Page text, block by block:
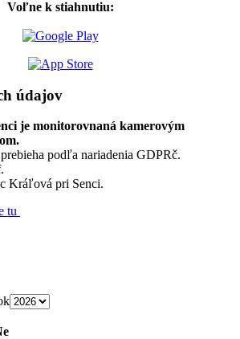
Voľne k stiahnutiu:
údajov
je monitorovnaná kamerovým
podľa nariadenia GDPRč.
Kráľová pri Senci.
tu